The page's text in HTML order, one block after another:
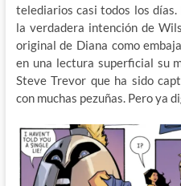
telediarios casi todos los días.
la verdadera intención de
original de Diana como
en una lectura superficial su
Steve Trevor que ha sido
con muchas pezuñas. Pero ya